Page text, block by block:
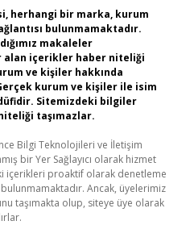
herhangi bir marka, kurum
bulunmamaktadır.
makaleler
alan içerikler haber niteliği
ve kişiler hakkında
kurum ve kişiler ile isim
Sitemizdeki bilgiler
taşımazlar.
Bilgi Teknolojileri ve İletişim
bir Yer Sağlayıcı olarak hizmet
içerikleri proaktif olarak denetleme
Ancak, üyelerimiz
taşımakta olup, siteye üye olarak